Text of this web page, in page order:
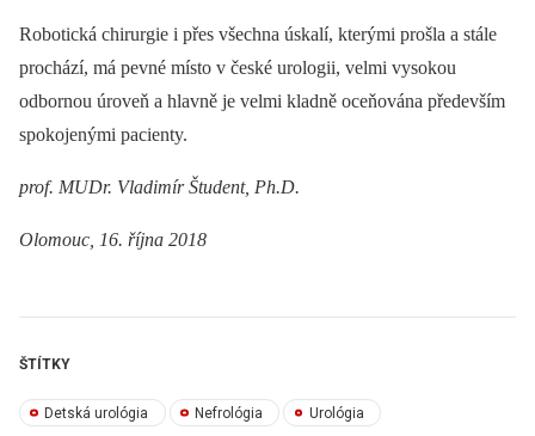
Robotická chirurgie i přes všechna úskalí, kterými prošla a stále
prochází, má pevné místo v české urologii, velmi vysokou
odbornou úroveň a hlavně je velmi kladně oceňována především
spokojenými pacienty.
prof. MUDr. Vladimír Študent, Ph.D.
Olomouc, 16. října 2018
ŠTÍTKY
Detská urológia Nefrológia Urológia